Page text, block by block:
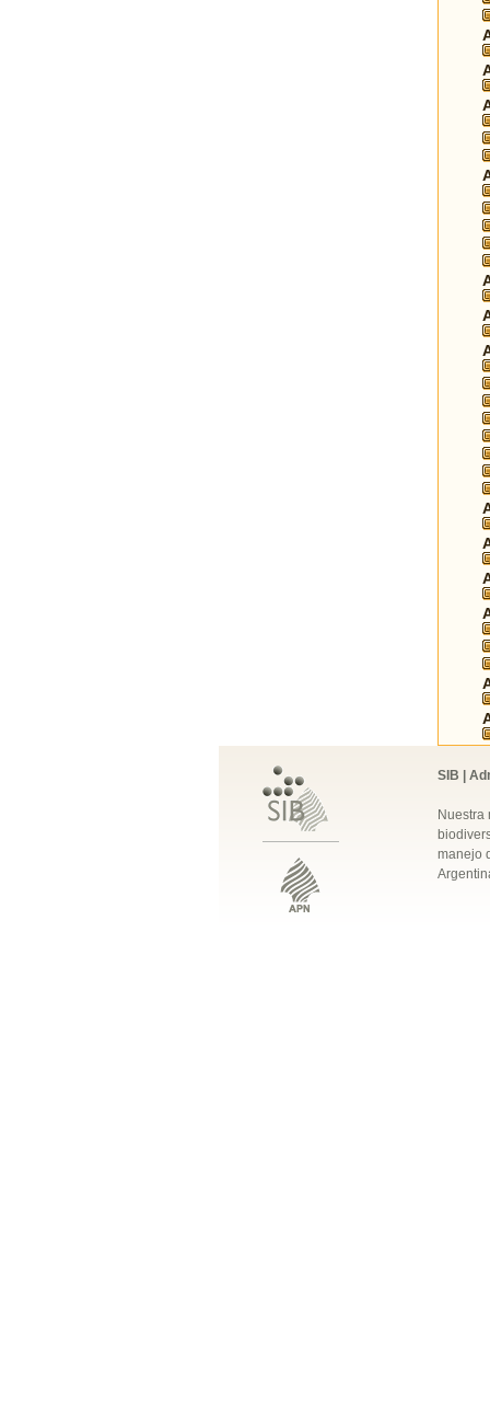
SIB |
Nuestra
manejo